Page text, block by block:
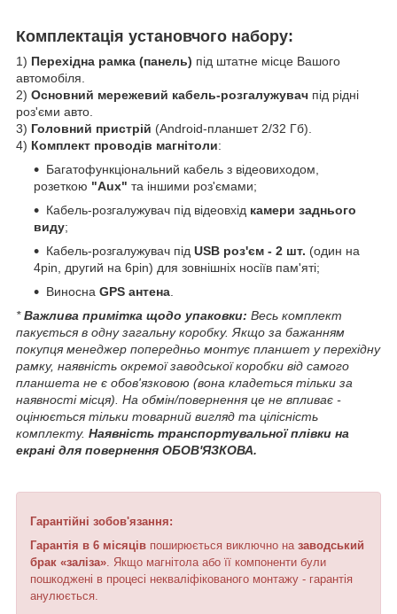
Комплектація установчого набору:
1) Перехідна рамка (панель) під штатне місце Вашого
автомобіля.
2) Основний мережевий кабель-розгалужувач під рідні
роз'єми авто.
3) Головний пристрій (Android-планшет 2/32 Гб).
4) Комплект проводів магнітоли:
Багатофункціональний кабель з відеовиходом,
розеткою "Aux" та іншими роз'ємами;
Кабель-розгалужувач під відеовхід камери заднього
виду;
Кабель-розгалужувач під USB роз'єм - 2 шт. (один на
4pin, другий на 6pin) для зовнішніх носіїв пам'яті;
Виносна GPS антена.
*Важлива примітка щодо упаковки: Весь комплект
пакується в одну загальну коробку. Якщо за бажанням
покупця менеджер попередньо монтує планшет у перехідну
рамку, наявність окремої заводської коробки від самого
планшета не є обов'язковою (вона кладеться тільки за
наявності місця). На обмін/повернення це не впливає -
оцінюється тільки товарний вигляд та цілісність
комплекту. Наявність транспортувальної плівки на
екрані для повернення ОБОВ'ЯЗКОВА.
Гарантійні зобов'язання:
Гарантія в 6 місяців поширюється виключно на заводський
брак «заліза». Якщо магнітола або її компоненти були
пошкоджені в процесі некваліфікованого монтажу - гарантія
анулюється.